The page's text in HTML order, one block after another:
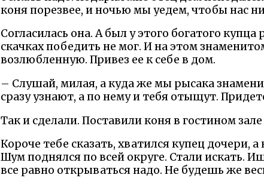
коня порезвее, и ночью мы уедем, чтобы нас
Согласилась она. А был у этого богатого
скачках победить не мог. И на этом
возлюбленную. Привез ее к себе в дом.
– Слушай, милая, а куда же мы рысака
сразу узнают, а по нему и тебя отыщут.
Так и сделали. Поставили коня в гостином
Короче тебе сказать, хватился купец дочери,
Шум поднялся по всей округе. Стали искать.
все равно открываться надо. Не будешь же